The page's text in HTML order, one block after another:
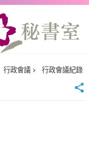
行政會議 行政會議紀錄